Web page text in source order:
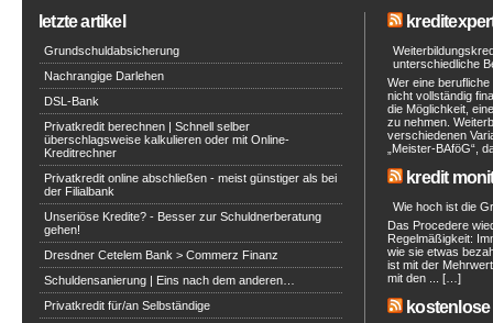
letzte artikel
Grundschuldabsicherung
Nachrangige Darlehen
DSL-Bank
Privatkredit berechnen | Schnell selber
überschlagsweise kalkulieren oder mit Online-
Kreditrechner
Privatkredit online abschließen - meist günstiger als bei
der Filialbank
Unseriöse Kredite? - Besser zur Schuldnerberatung
gehen!
Dresdner Cetelem Bank > Commerz Finanz
Schuldensanierung | Eins nach dem anderen…
Privatkredit für/an Selbständige
unterschiedliche
Wer eine
nicht vollständig
die Möglichkeit,
zu nehmen.
verschiedenen
„Meister-BAföG“,
kredit
Wie hoch ist die
Das Procedere
Regelmäßigkeit:
wie sie etwas
ist mit der
mit den ... […]